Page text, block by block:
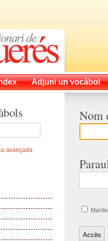
Adjuni un vocàbol
Nom
avançada